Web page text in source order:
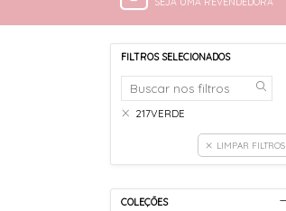
FILTROS SELECIONADOS
217VERDE
LIMPAR FILTROS
COLEÇÕES